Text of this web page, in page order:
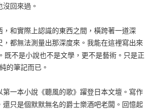
回來過。
，和實際上認識的東西之間，橫跨著一道深
，都無法測量出那深度來。我能在這裡寫出來
既不是小說也不是文學，更不是藝術。只是正
的筆記而已。
第一本小說《聽風的歌》躍登日本文壇。寫作
還只是個默默無名的爵士樂酒吧老闆。回憶起